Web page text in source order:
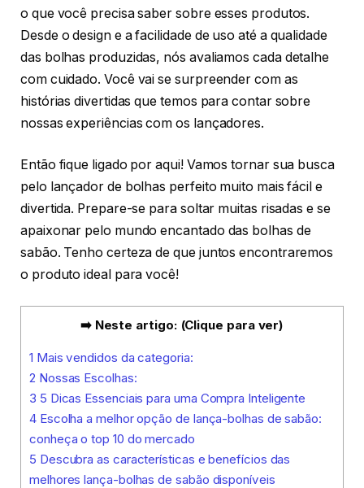
o que você precisa saber sobre esses produtos.
Desde o design e a facilidade de uso até a qualidade
das bolhas produzidas, nós avaliamos cada detalhe
com cuidado. Você vai se surpreender com as
histórias divertidas que temos para contar sobre
nossas experiências com os lançadores.
Então fique ligado por aqui! Vamos tornar sua busca
pelo lançador de bolhas perfeito muito mais fácil e
divertida. Prepare-se para soltar muitas risadas e se
apaixonar pelo mundo encantado das bolhas de
sabão. Tenho certeza de que juntos encontraremos
o produto ideal para você!
➡️ Neste artigo: (Clique para ver)
1 Mais vendidos da categoria:
2 Nossas Escolhas:
3 5 Dicas Essenciais para uma Compra Inteligente
4Escolha a melhor opção de lança-bolhas de sabão:
conheça o top 10 do mercado
5 Descubra as características e benefícios das
melhores lança-bolhas de sabão disponíveis